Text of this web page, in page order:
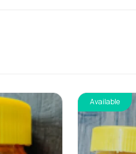
Available